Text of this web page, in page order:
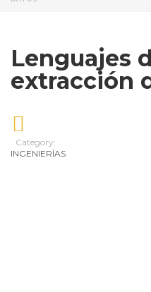
Lenguajes
extracción
Category:
INGENIERÍAS